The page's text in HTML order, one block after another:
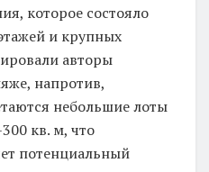
которое состояло
и крупных
авторы
напротив,
небольшие лоты
кв. м, что
потенциальный